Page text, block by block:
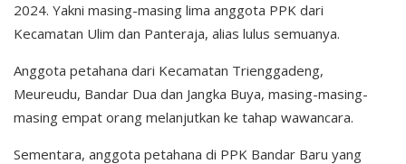
2024. Yakni masing-masing lima anggota PPK dari
Kecamatan Ulim dan Panteraja, alias lulus semuanya.
Anggota petahana dari Kecamatan Trienggadeng,
Meureudu, Bandar Dua dan Jangka Buya, masing-masing-
masing empat orang melanjutkan ke tahap wawancara.
Sementara, anggota petahana di PPK Bandar Baru yang